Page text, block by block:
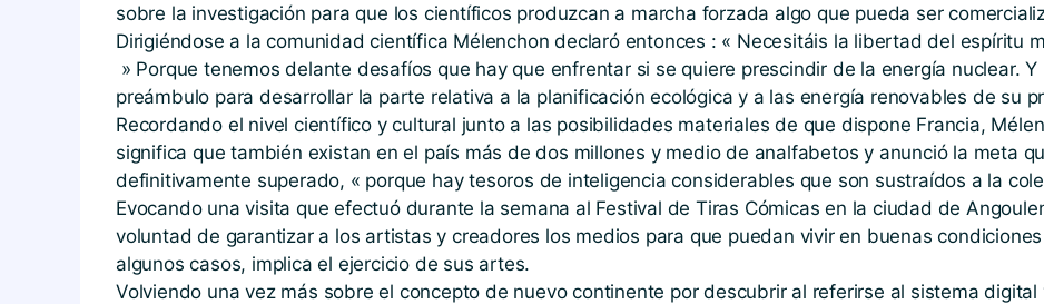
sobre la investigación para que los científicos produzcan a marcha forzada algo que pueda ser
Dirigiéndose a la comunidad científica Mélenchon declaró entonces : « Necesitáis la libertad del espíritu
» Porque tenemos delante desafíos que hay que enfrentar si se quiere prescindir de la energía nuclear.
preámbulo para desarrollar la parte relativa a la planificación ecológica y a las energía renovables de su
Recordando el nivel científico y cultural junto a las posibilidades materiales de que dispone Francia,
significa que también existan en el país más de dos millones y medio de analfabetos y anunció la meta
definitivamente superado, « porque hay tesoros de inteligencia considerables que son sustraídos a la
Evocando una visita que efectuó durante la semana al Festival de Tiras Cómicas en la ciudad de
voluntad de garantizar a los artistas y creadores los medios para que puedan vivir en buenas
algunos casos, implica el ejercicio de sus artes.
Volviendo una vez más sobre el concepto de nuevo continente por descubrir al referirse al sistema